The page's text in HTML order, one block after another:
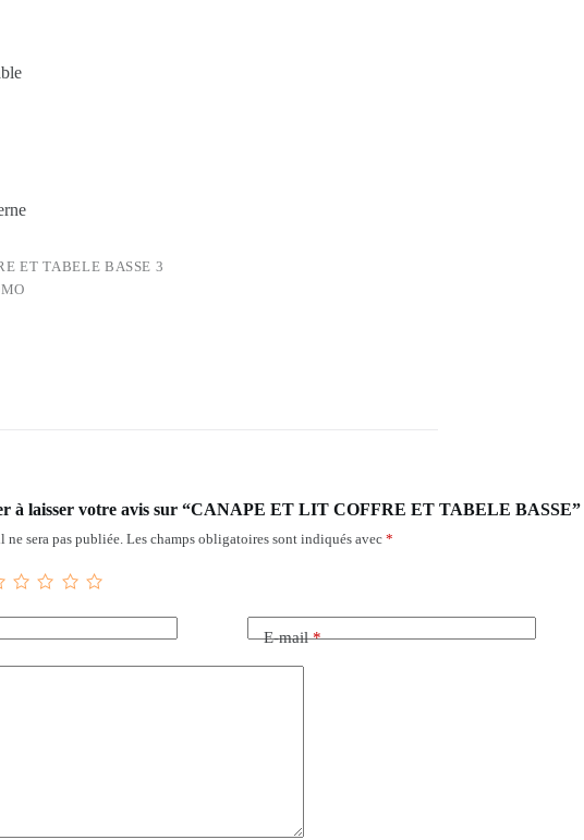
ET TABELE BASSE 3
à laisser votre avis sur “CANAPE ET LIT COFFRE ET TABELE BASSE”
ne sera pas publiée. Les champs obligatoires sont indiqués avec *
E-mail*